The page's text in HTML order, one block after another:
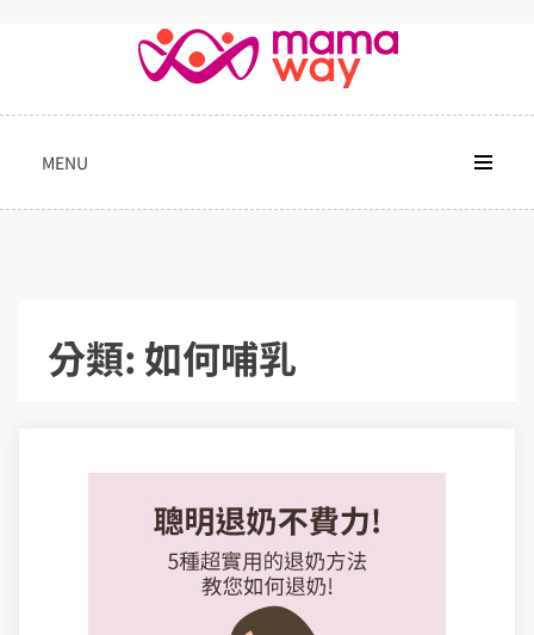
MENU
分類:如何哺乳